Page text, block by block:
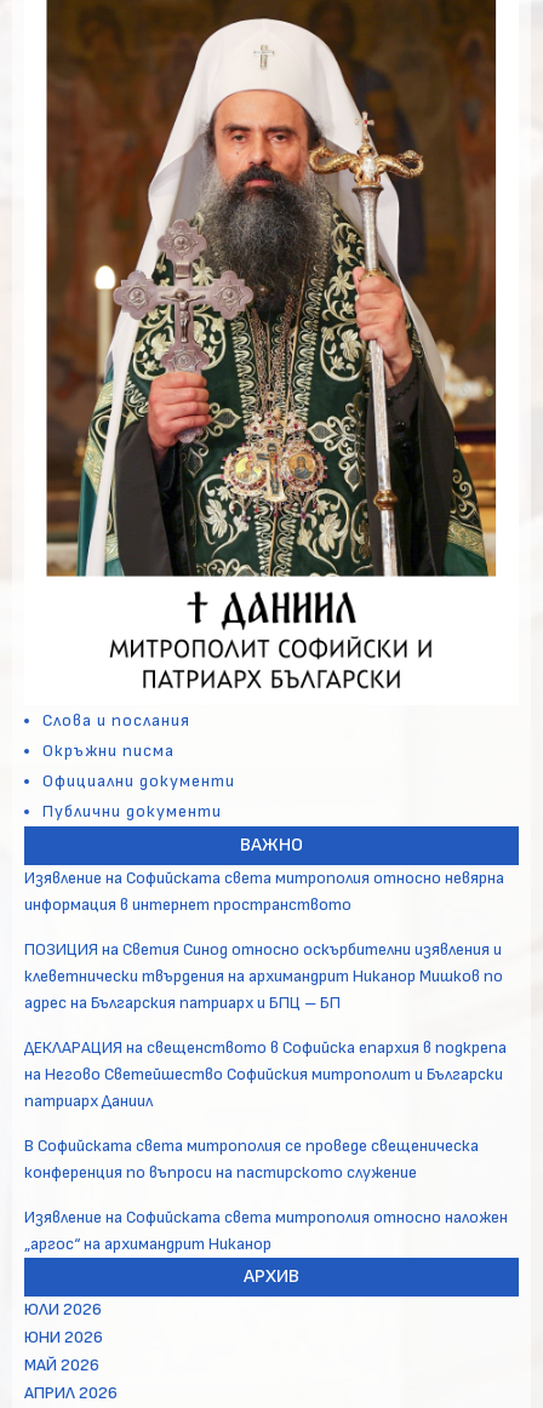
Слова и послания
Окръжни писма
Официални документи
Публични документи
ВАЖНО
Изявление на Софийската света митрополия относно невярна
информация в интернет пространството
ПОЗИЦИЯ на Светия Синод относно оскърбителни изявления и
клеветнически твърдения на архимандрит Никанор Мишков по
адрес на Българския патриарх и БПЦ – БП
ДЕКЛАРАЦИЯ на свещенството в Софийска епархия в подкрепа
на Негово Светейшество Софийския митрополит и Български
патриарх Даниил
В Софийската света митрополия се проведе свещеническа
конференция по въпроси на пастирското служение
Изявление на Софийската света митрополия относно наложен
„аргос“ на архимандрит Никанор
АРХИВ
ЮЛИ 2026
ЮНИ 2026
МАЙ 2026
АПРИЛ 2026